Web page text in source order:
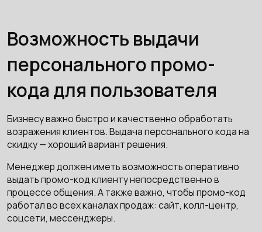
Возможность выдачи
персонального промо-
кода для пользователя
Бизнесу важно быстро и качественно обработать
возражения клиентов. Выдача персонального кода на
скидку — хороший вариант решения.
Менеджер должен иметь возможность оперативно
выдать промо-код клиенту непосредственно в
процессе общения. А также важно, чтобы промо-код
работал во всех каналах продаж: сайт, колл-центр,
соцсети, мессенджеры.